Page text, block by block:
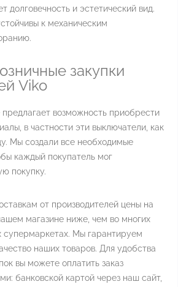
долговечность и эстетический вид.
к механическим
закупки
Viko
возможность приобрести
в частности эти выключатели, как
Мы создали все необходимые
каждый покупатель мог
покупку.
от производителей цены на
магазине ниже, чем во многих
супермаркетах. Мы гарантируем
наших товаров. Для удобства
вы можете оплатить заказ
банковской картой через наш сайт,